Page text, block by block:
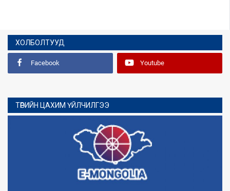
ХОЛБОЛТУУД
Facebook Youtube
ТӨРИЙН ЦАХИМ ҮЙЛЧИЛГЭЭ